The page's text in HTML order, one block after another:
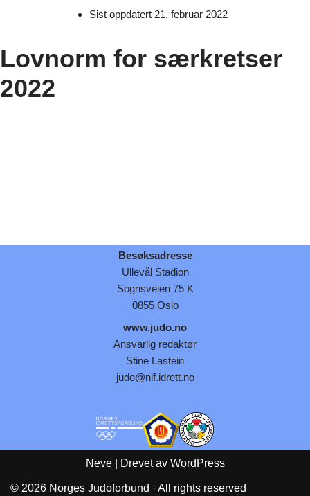
Sist oppdatert 21. februar 2022
Lovnorm for særkretser
2022
Besøksadresse
Ullevål Stadion
Sognsveien 75 K
0855 Oslo
www.judo.no
Ansvarlig redaktør
Stine Lastein
judo@nif.idrett.no
Neve| Drevet av WordPress
© 2026 Norges Judoforbund · All rights reserved